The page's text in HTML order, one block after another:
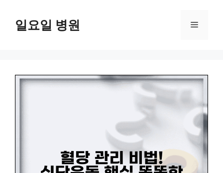
일요일 병원 메